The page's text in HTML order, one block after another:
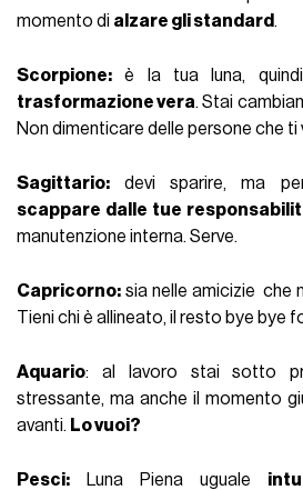
momento di alzare gli standard .
Scorpione: è la tua luna,
trasformazione vera. Stai
Non dimenticare delle persone che ti
Sagittario: devi sparire, ma
scappare dalle tue
manutenzione interna. Serve.
Capricorno: sia nelle amicizie che
Tieni chi è allineato, il resto bye bye
Aquario: al lavoro stai sotto
stressante, ma anche il momento
avanti. Lo vuoi?
Pesci: Luna Piena uguale